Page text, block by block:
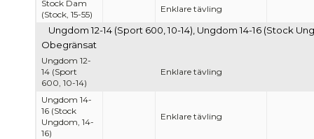
Stock Dam
(Stock, 15-55)
Enklare tävling
Ungdom 12-14 (Sport 600, 10-14), Ungdom 14-16 (Stock
Obegränsat
Ungdom 12-
14 (Sport
600, 10-14)
Enklare tävling
Ungdom 14-
16 (Stock
Ungdom, 14-
16)
Enklare tävling